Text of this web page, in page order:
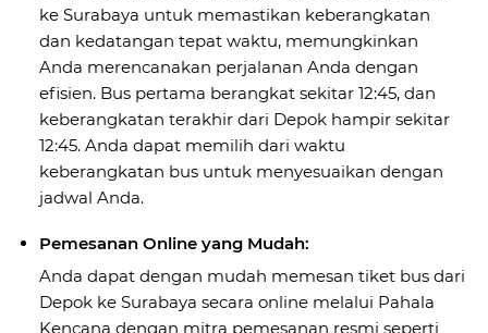
ke Surabaya untuk memastikan keberangkatan
dan kedatangan tepat waktu, memungkinkan
Anda merencanakan perjalanan Anda dengan
efisien. Bus pertama berangkat sekitar 12:45, dan
keberangkatan terakhir dari Depok hampir sekitar
12:45. Anda dapat memilih dari waktu
keberangkatan bus untuk menyesuaikan dengan
jadwal Anda.
Pemesanan Online yang Mudah:
Anda dapat dengan mudah memesan tiket bus dari
Depok ke Surabaya secara online melalui Pahala
Kencana dengan mitra pemesanan resmi seperti